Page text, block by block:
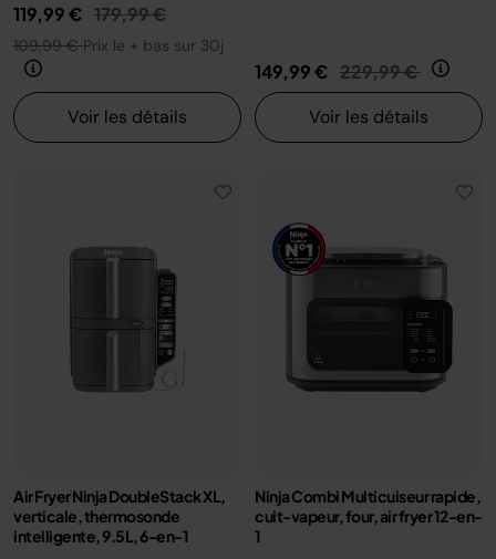
119,99 € Prix réduit de
179,99 €au
109,99 €Prix le + bas sur 30j
Voir les détails
149,99 € Prix réduit de
229,99 € au
Voir les détails
Air Fryer Ninja DoubleStack XL,
verticale, thermosonde
intelligente, 9.5L, 6-en-1
Ninja Combi Multicuiseur rapide,
cuit-vapeur, four, air fryer 12-en-
1